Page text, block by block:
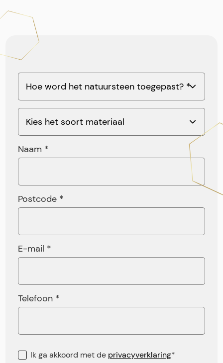
Naam *
Postcode *
E-mail *
Telefoon *
Ik ga akkoord met de privacyverklaring*